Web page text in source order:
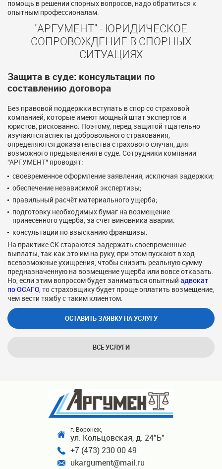
помощь в решении спорных вопросов, надо обратиться к
опытным профессионалам.
"АРГУМЕНТ" - ЮРИДИЧЕСКОЕ
СОПРОВОЖДЕНИЕ В СПОРНЫХ
СИТУАЦИЯХ
Защита в суде: консультации по
составлению договора
Без правовой поддержки вступать в спор со страховой
компанией, которые имеют мощный штат экспертов и
юристов, рискованно. Поэтому, перед защитой тщательно
изучаются аспекты добровольного страхования,
определяются доказательства страхового случая, для
возможного предъявления в суде. Сотрудники компании
"АРГУМЕНТ" проводят:
своевременное оформление заявления, исключая задержки;
обеспечение независимой экспертизы;
правильный расчёт материального ущерба;
подготовку необходимых бумаг на возмещение
принесённого ущерба, за счёт виновника аварии.
консультации по взысканию франшизы.
На практике СК стараются задержать своевременные
выплаты, так как это им на руку, при этом пускают в ход
всевозможные ухищрения, чтобы снизить реальную сумму
предназначенную на возмещение ущерба или вовсе отказать.
Но, если этим вопросом будет заниматься опытный адвокат
по ОСАГО, то страховщику будет проще оплатить возмещение,
чем вести тяжбу с таким клиентом.
ОСТАВИТЬ ЗАЯВКУ НА УСЛУГУ
ВСЕ УСЛУГИ
г. Воронеж,
ул. Кольцовская, д. 24"Б"
+7 (473) 230 00 49
ukargument@mail.ru